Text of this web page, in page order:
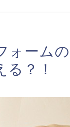
ォーム
？！